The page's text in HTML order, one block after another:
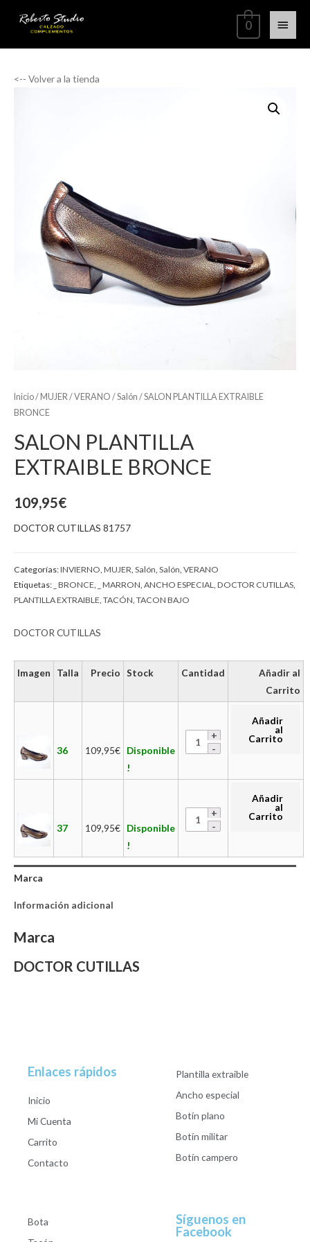
0
<-- Volver a la tienda
Inicio/ MUJER /VERANO /Salón / SALON PLANTILLA EXTRAIBLE
BRONCE
SALON PLANTILLA
EXTRAIBLE BRONCE
109,95€
DOCTOR CUTILLAS 81757
Categorías:INVIERNO MUJER Salón Salón VERANO
Etiquetas: _ BRONCE _ MARRON ANCHO ESPECIAL DOCTOR CUTILLAS
PLANTILLA EXTRAIBLE TACÓN TACON BAJO
DOCTOR CUTILLAS
Imagen Talla Precio Stock Cantidad
Añadir al
Carrito
36 109,95€ Disponible
!
Añadir
al
Carrito
37 109,95€ Disponible
!
Añadir
al
Carrito
Marca
Información adicional
Marca
DOCTOR CUTILLAS
Enlaces rápidos
Inicio
Mi Cuenta
Carrito
Contacto
Plantilla extraible
Ancho especial
Botín plano
Botín militar
Botín campero
Bota
Síguenos en
Facebook